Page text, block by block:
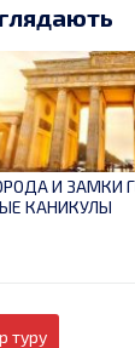
И ЗАМКИ
КАНИКУЛЫ
туру